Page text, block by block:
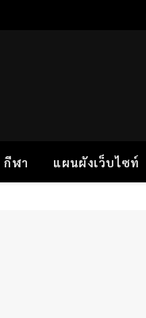
กีฬา แผนผังเว็บไซท์